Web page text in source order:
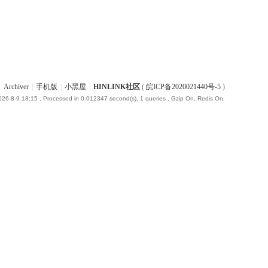
Archiver 手机版 小黑屋 HINLINK社区 ( 皖ICP备2020021440号-5 )
8-9 18:15 , Processed in 0.012347 second(s), 1 queries , Gzip On, Redis On.